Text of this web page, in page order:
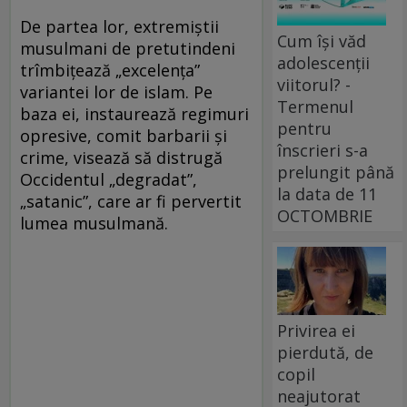
De partea lor, extremiştii
musulmani de pretutindeni
trîmbiţează „excelenţa”
variantei lor de islam. Pe
baza ei, instaurează regimuri
opresive, comit barbarii şi
crime, visează să distrugă
Occidentul „degradat”,
„satanic”, care ar fi pervertit
lumea musulmană.
Cum își văd
adolescenții
viitorul? -
Termenul
pentru
înscrieri s-a
prelungit până
la data de 11
OCTOMBRIE
Privirea ei
pierdută, de
copil
neajutorat